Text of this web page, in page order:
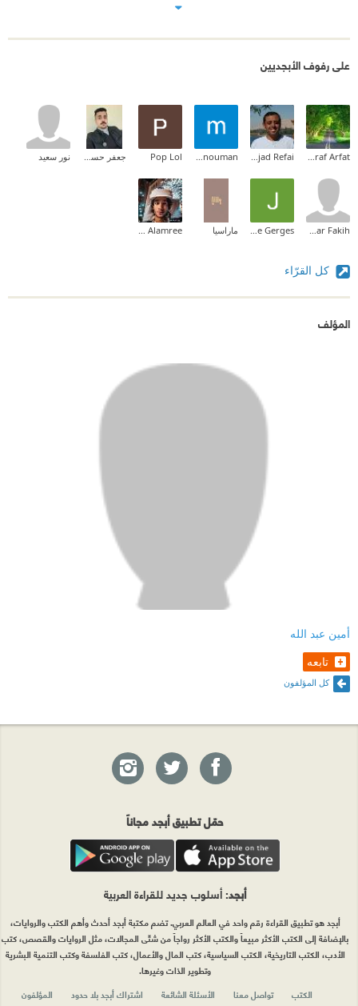
على رفوف الأبجديين
Pop Lol نور سعيد
ماراسيا
كل القرّاء
المؤلف
أمين عبد الله
تابعه
كل المؤلفون
حمّل تطبيق أبجد مجاناً
أبجد: أسلوب جديد للقراءة العربية
أبجد هو تطبيق القراءة رقم واحد في العالم العربي. تضم مكتبة أبجد أحدث وأهم الكتب والروايات،
بالإضافة إلى الكتب الأكثر مبيعاً والكتب الأكثر رواجاً من شتّى المجالات، مثل الروايات والقصص، كتب
الأدب، الكتب التاريخية، الكتب السياسية، كتب المال والأعمال، كتب الفلسفة وكتب التنمية البشرية
وتطوير الذات وغيرها.
الكتب
تواصل معنا الأسئلة الشائعة اشتراك أبجد بلا حدود المؤلفون